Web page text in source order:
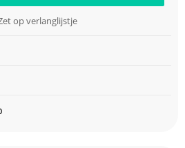
op verlanglijstje